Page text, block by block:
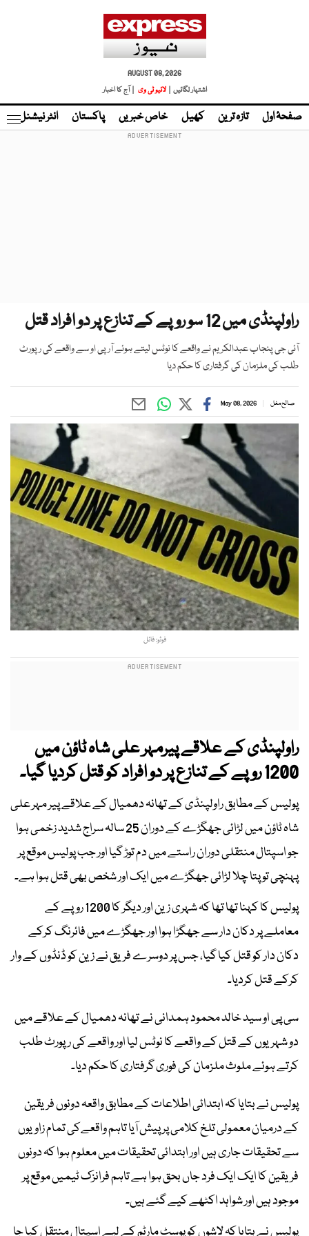
AUGUST 08, 2026
اشتہار لگائیں |
لائیو ٹی وی | آج کا اخبار
صفحۂ اول تازہ ترین کھیل خاص خبریں پاکستان انٹر نیشنل
راولپنڈی میں 12 سو روپے کے تنازع پر دو افراد قتل
آئی جی پنجاب عبدالکریم نے واقعے کا نوٹس لیتے ہوئے آر پی او سے واقعے کی رپورٹ
طلب کی ملزمان کی گرفتاری کا حکم دیا
صالح مغل May 08, 2026
فوٹو: فائل
راولپنڈی کے علاقے پیرمہر علی شاہ ٹاؤن میں
1200 روپے کے تنازع پر دو افراد کو قتل کردیا گیا۔
پولیس کے مطابق راولپنڈی کے تھانہ دھمیال کے علاقے پیر مہر علی
شاہ ٹاؤن میں لڑائی جھگڑے کے دوران 25 سالہ سراج شدید زخمی ہوا
جو اسپتال منتقلی دوران راستے میں دم توڑ گیا اور جب پولیس موقع پر
پہنچی تو پتا چلا لڑائی جھگڑے میں ایک اور شخص بھی قتل ہوا ہے۔
پولیس کا کہنا تھا تھا کہ شہری زین اور دیگر کا 1200 روپے کے
معاملے پر دکان دار سے جھگڑا ہوا اور جھگڑے میں فائرنگ کرکے
دکان دار کو قتل کیا گیا، جس پر دوسرے فریق نے زین کو ڈنڈوں کے وار
کرکے قتل کردیا۔
سی پی او سید خالد محمود ہمدانی نے تھانہ دھمیال کے علاقے میں
دو شہریوں کے قتل کے واقعے کا نوٹس لیا اور واقعے کی رپورٹ طلب
کرتے ہوئے ملوث ملزمان کی فوری گرفتاری کا حکم دیا۔
پولیس نے بتایا کہ ابتدائی اطلاعات کے مطابق واقعہ دونوں فریقین
کے درمیان معمولی تلخ کلامی پر پیش آیا تاہم واقعےکی تمام زاویوں
سے تحقیقات جاری ہیں اور ابتدائی تحقیقات میں معلوم ہوا کہ دونوں
فریقین کا ایک ایک فرد جاں بحق ہوا ہے تاہم فرانزک ٹیمیں موقع پر
موجود ہیں اور شواہد اکٹھے کیے گئے ہیں۔
پولیس نے بتایا کہ لاشوں کو پوسٹ مارٹم کے لیے اسپتال منتقل کیا جا